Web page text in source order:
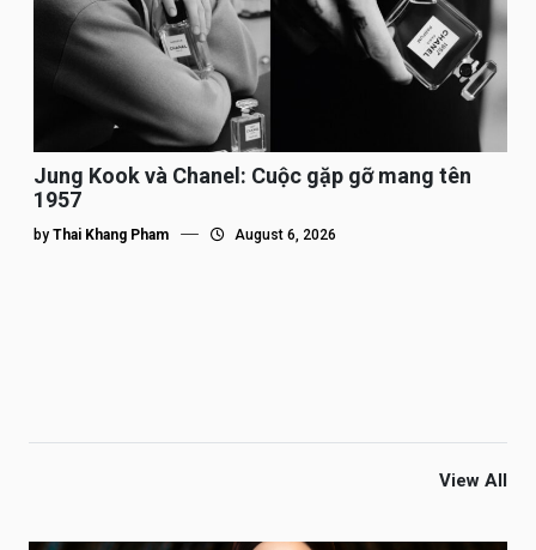
Jung Kook và Chanel: Cuộc gặp gỡ mang tên
1957
by Thai Khang Pham August 6, 2026
View All